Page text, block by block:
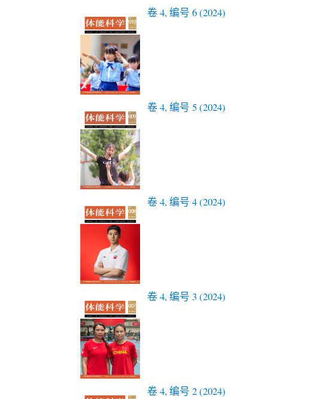
卷 4, 编号 6 (2024)
卷 4, 编号 5 (2024)
卷 4, 编号 4 (2024)
卷 4, 编号 3 (2024)
卷 4, 编号 2 (2024)